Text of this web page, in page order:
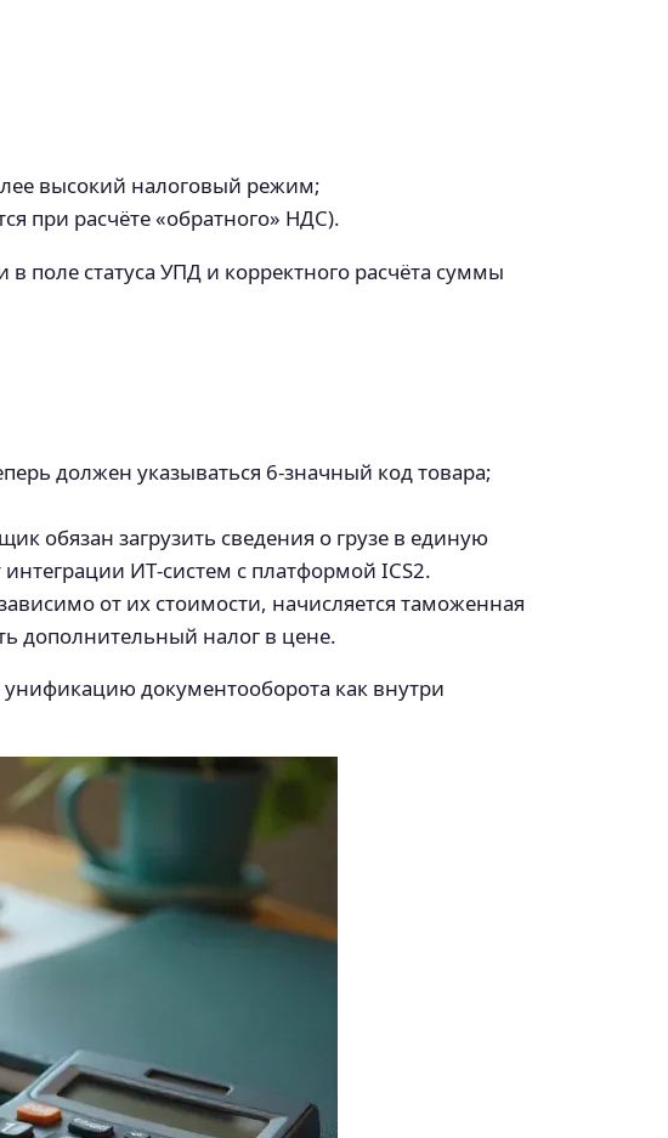
высокий налоговый режим;
при расчёте «обратного» НДС).
поле статуса УПД и корректного расчёта суммы
должен указываться 6‑значный код товара;
обязан загрузить сведения о грузе в единую
ИТ‑систем с платформой ICS2.
от их стоимости, начисляется таможенная
дополнительный налог в цене.
документооборота как внутри